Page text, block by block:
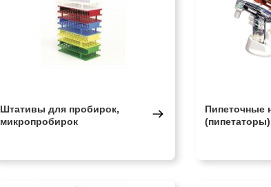
Штативы для пробирок,
микропробирок
Пипеточные